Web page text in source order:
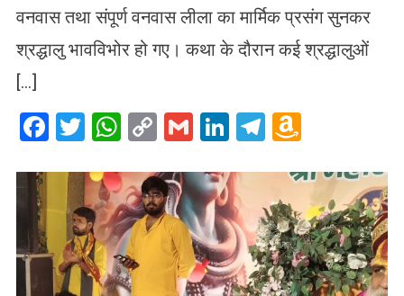
वनवास तथा संपूर्ण वनवास लीला का मार्मिक प्रसंग सुनकर
श्रद्धालु भावविभोर हो गए। कथा के दौरान कई श्रद्धालुओं
[…]
Facebook
Twitter
WhatsApp
CopyGmailLinkedIn
Telegram
List